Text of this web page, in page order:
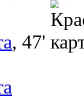
, 47'